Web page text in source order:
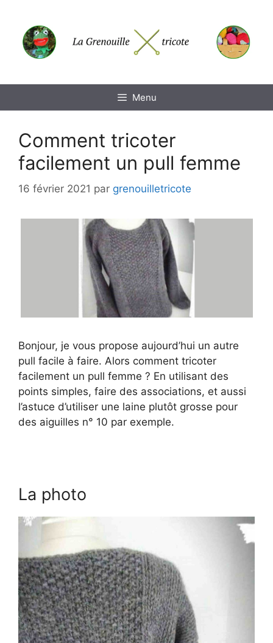
contenu
Menu
Comment tricoter
facilement un pull femme
16 février 2021 par grenouilletricote
Bonjour, je vous propose aujourd’hui un autre
pull facile à faire. Alors comment tricoter
facilement un pull femme ? En utilisant des
points simples, faire des associations, et aussi
l’astuce d’utiliser une laine plutôt grosse pour
des aiguilles n° 10 par exemple.
La photo